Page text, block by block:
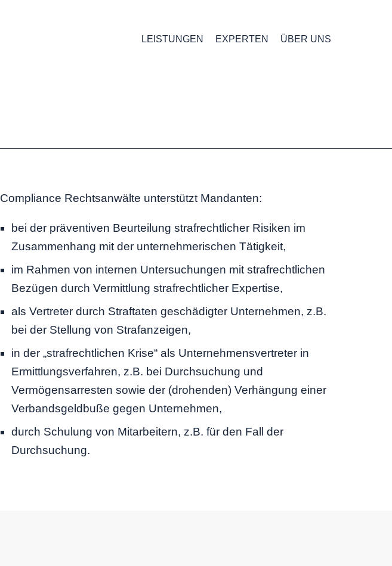
LEISTUNGEN EXPERTEN ÜBER UNS
Compliance Rechtsanwälte unterstützt Mandanten:
bei der präventiven Beurteilung strafrechtlicher Risiken im
Zusammenhang mit der unternehmerischen Tätigkeit,
im Rahmen von internen Untersuchungen mit strafrechtlichen
Bezügen durch Vermittlung strafrechtlicher Expertise,
als Vertreter durch Straftaten geschädigter Unternehmen, z.B.
bei der Stellung von Strafanzeigen,
in der „strafrechtlichen Krise“ als Unternehmensvertreter in
Ermittlungsverfahren, z.B. bei Durchsuchung und
Vermögensarresten sowie der (drohenden) Verhängung einer
Verbandsgeldbuße gegen Unternehmen,
durch Schulung von Mitarbeitern, z.B. für den Fall der
Durchsuchung.